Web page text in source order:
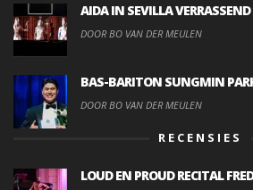
AIDA IN SEVILLA
DOOR BO VAN DER MEULEN
BAS-BARITON SUNGMIN
DOOR BO VAN DER MEULEN
RECENSIES
LOUD EN PROUD RECITAL